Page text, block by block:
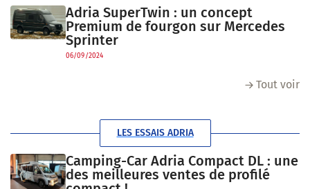
Adria SuperTwin : un concept
Premium de fourgon sur Mercedes
Sprinter
06/09/2024
Tout voir
LES ESSAIS ADRIA
Camping-Car Adria Compact DL : une
des meilleures ventes de profilé